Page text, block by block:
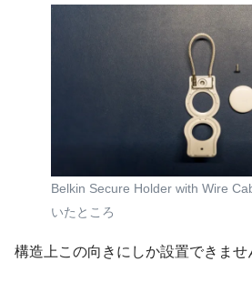
Belkin Secure Holder with Wire
いたところ
構造上この向きにしか設置できませ